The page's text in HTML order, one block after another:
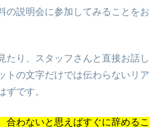
の説明会に参加してみることをお
たり、スタッフさんと直接お話し
トの文字だけでは伝わらないリア
ずです。
合わないと思えばすぐに辞めるこ